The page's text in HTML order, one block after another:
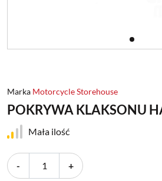
Marka Motorcycle Storehouse
POKRYWA KLAKSONU
Mała ilość
- +